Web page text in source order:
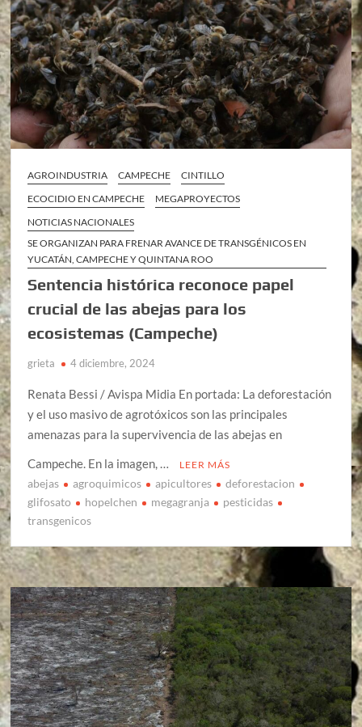
AGROINDUSTRIA CAMPECHE
CINTILLO
ECOCIDIO EN CAMPECHE
MEGAPROYECTOS
NOTICIAS NACIONALES
SE ORGANIZAN PARA FRENAR AVANCE DE TRANSGÉNICOS EN
YUCATÁN, CAMPECHE Y QUINTANA ROO
Sentencia histórica reconoce papel
crucial de las abejas para los
ecosistemas (Campeche)
grieta 4 diciembre, 2024
Renata Bessi / Avispa Midia En portada: La deforestación
y el uso masivo de agrotóxicos son las principales
amenazas para la supervivencia de las abejas en
Campeche. En la imagen, …
LEER MÁS
abejas agroquimicos apicultores
deforestacion
glifosato
hopelchen megagranja
pesticidas
transgenicos